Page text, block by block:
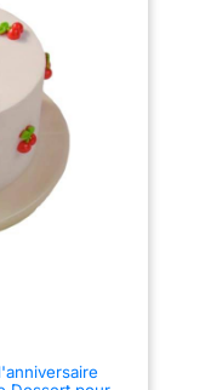
être présentés sur des
des plateaux en
des présentoirs à
des vitrines, etc. Ce
gâteau est idéal pour
présentation dans les
de restaurants, les
décoration intérieure,
d'exposition ; vous
également l'utiliser
photo. Ce gâteau est
en plastique, un
résistant durable qui